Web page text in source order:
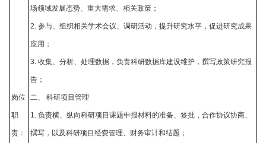
岗位
职
责：
场领域发展态势、重大需求、相关政策；
2. 参与、组织相关学术会议、调研活动，提升研究水平，促进研究成果
应用；
3. 收集、分析、处理数据，负责科研数据库建设维护，撰写政策研究报
告；
二、 科研项目管理
1. 负责横、纵向科研项目课题申报材料的准备、签批，合作协议协商、
撰写，以及科研项目经费管理、财务审计和结题；